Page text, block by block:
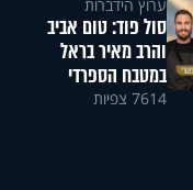
ערוץ הידברות
סול פוד: טום אביב
והרב מאיר בראל
במטבח הספרדי
7614 צפיות